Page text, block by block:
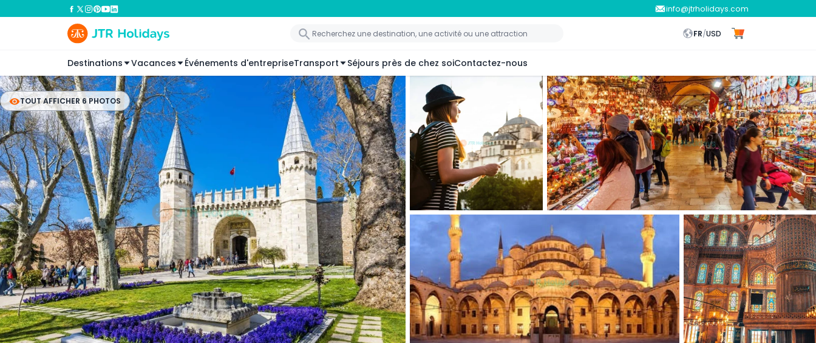
info@jtrholidays.com
FR/USD
Destinations Vacances Événements d'entrepriseTransport Séjours près de chez soiContactez-nous
TOUT AFFICHER 6 PHOTOS